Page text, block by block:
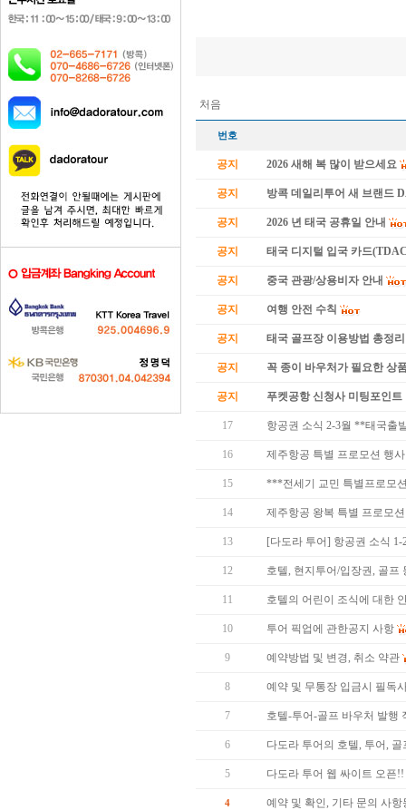
처음
번호
공지 2026 새해 복 많이 받으세요
공지 방콕 데일리투어 새 브랜드
공지 2026 년 태국 공휴일 안내
공지 태국 디지털 입국 카드
공지 중국 관광/상용비자 안내
공지 여행 안전 수칙
공지 태국 골프장 이용방법 총정리
공지 꼭 종이 바우처가 필요한 상
공지 푸켓공항 신청사 미팅포인트
17 항공권 소식 2-3월 **태국출
16 제주항공 특별 프로모션 행사
15 ***전세기 교민 특별프로모
14 제주항공 왕복 특별 프로모
13 [다도라 투어] 항공권 소식
12 호텔, 현지투어/입장권, 골
11 호텔의 어린이 조식에 대한
10 투어 픽업에 관한공지 사항
9 예약방법 및 변경, 취소 약관
8 예약 및 무통장 입금시 필독
7 호텔-투어-골프 바우처 발행
6 다도라 투어의 호텔, 투어,
5 다도라 투어 웹 싸이트 오픈!!
4 예약 및 확인, 기타 문의 사